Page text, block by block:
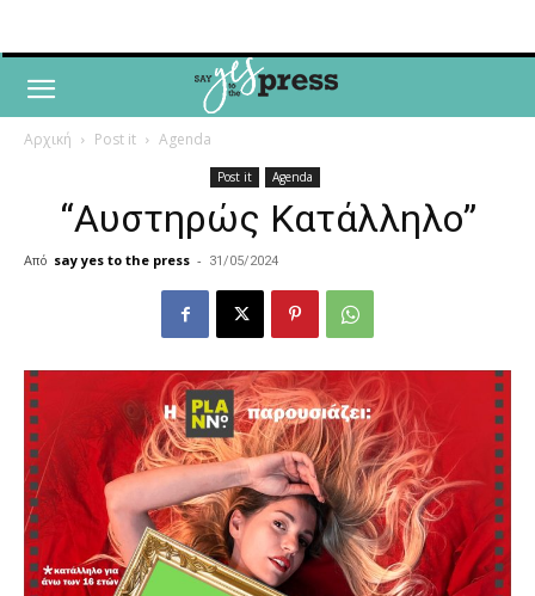
Αρχική Post it Agenda
Post it Agenda
“Αυστηρώς Κατάλληλο”
Από say yes to the press - 31/05/2024